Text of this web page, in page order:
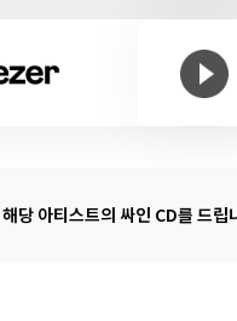
해당 아티스트의 싸인 CD를 드립